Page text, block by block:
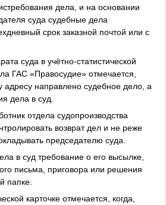
дела, и на основании
суда судебные дела
срок заказной почтой или с
суда в учётно-статистической
ГАС «Правосудие» отмечается,
адресу направлено судебное дело, а
дела в суд.
отдела судопроизводства
возврат дел и не реже
председателю суда.
в суд требование о его высылке,
письма, приговора или решения
папке.
карточке отмечается, когда,